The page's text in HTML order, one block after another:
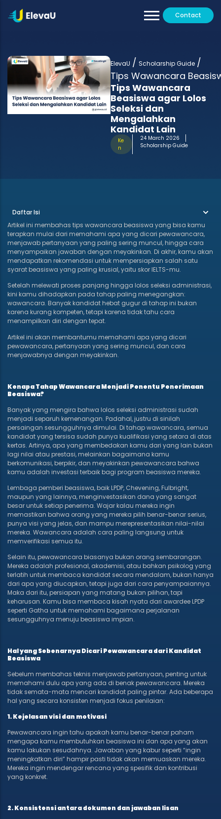
Testimoni
Contact
ElevaU / Scholarship Guide /
Tips Wawancara
Tips Wawancara
Beasiswa agar Lolos
Seleksi dan
Mengalahkan
Kandidat Lain
Ke
n
24 March 2026
Scholarship Guide
Daftar Isi
Artikel ini membahas tips wawancara beasiswa yang bisa kamu
terapkan mulai dari memahami apa yang dicari pewawancara,
menjawab pertanyaan yang paling sering muncul, hingga cara
menyampaikan jawaban dengan meyakinkan. Di akhir, kamu akan
mendapatkan rekomendasi untuk mempersiapkan salah satu
syarat beasiswa yang paling krusial, yaitu skor IELTS-mu.
Setelah melewati proses panjang hingga lolos seleksi administrasi,
kini kamu dihadapkan pada tahap paling menegangkan:
wawancara. Banyak kandidat hebat gugur di tahap ini bukan
karena kurang kompeten, tetapi karena tidak tahu cara
menampilkan diri dengan tepat.
Artikel ini akan membantumu memahami apa yang dicari
pewawancara, pertanyaan yang sering muncul, dan cara
menjawabnya dengan meyakinkan.
Kenapa Tahap Wawancara Menjadi Penentu Penerimaan
Beasiswa?
Banyak yang mengira bahwa lolos seleksi administrasi sudah
menjadi separuh kemenangan. Padahal, justru di sinilah
persaingan sesungguhnya dimulai. Di tahap wawancara, semua
kandidat yang tersisa sudah punya kualifikasi yang setara di atas
kertas. Artinya, apa yang membedakan kamu dari yang lain bukan
lagi nilai atau prestasi, melainkan bagaimana kamu
berkomunikasi, berpikir, dan meyakinkan pewawancara bahwa
kamu adalah investasi terbaik bagi program beasiswa mereka.
Lembaga pemberi beasiswa, baik LPDP, Chevening, Fulbright,
maupun yang lainnya, menginvestasikan dana yang sangat
besar untuk setiap penerima. Wajar kalau mereka ingin
memastikan bahwa orang yang mereka pilih benar-benar serius,
punya visi yang jelas, dan mampu merepresentasikan nilai-nilai
mereka. Wawancara adalah cara paling langsung untuk
memverifikasi semua itu.
Selain itu, pewawancara biasanya bukan orang sembarangan.
Mereka adalah profesional, akademisi, atau bahkan psikolog yang
terlatih untuk membaca kandidat secara mendalam, bukan hanya
dari apa yang diucapkan, tetapi juga dari cara penyampaiannya.
Maka dari itu, persiapan yang matang bukan pilihan, tapi
keharusan. Kamu bisa membaca kisah nyata dari awardee LPDP
seperti Gatha untuk memahami bagaimana perjalanan
sesungguhnya menuju beasiswa impian.
Hal yang Sebenarnya Dicari Pewawancara dari Kandidat
Beasiswa
Sebelum membahas teknis menjawab pertanyaan, penting untuk
memahami dulu apa yang ada di benak pewawancara. Mereka
tidak semata-mata mencari kandidat paling pintar. Ada beberapa
hal yang secara konsisten menjadi fokus penilaian:
1. Kejelasan visi dan motivasi
Pewawancara ingin tahu apakah kamu benar-benar paham
mengapa kamu membutuhkan beasiswa ini dan apa yang akan
kamu lakukan sesudahnya. Jawaban yang kabur seperti “ingin
meningkatkan diri” hampir pasti tidak akan memuaskan mereka.
Mereka ingin mendengar rencana yang spesifik dan kontribusi
yang konkret.
2. Konsistensi antara dokumen dan jawaban lisan